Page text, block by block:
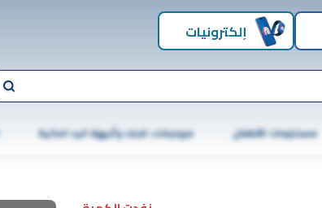
إلكترونيات
مستلزمات الأطفال موبايلات، تابلت وأجهزة اليد الذكية